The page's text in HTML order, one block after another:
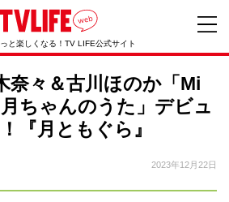
と楽しくなる！TV LIFE公式サイト
奈々＆古川ほのか「Mi
ちゃんのうた」デビュ
『月ともぐら』
2023年12月22日